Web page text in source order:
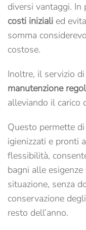
diversi vantaggi.
costi iniziali ed
somma
costose.
Inoltre, il servizio
manutenzione
alleviando il carico
Questo permette
igienizzati e pronti
flessibilità,
bagni alle
situazione, senza
conservazione
resto dell’anno.